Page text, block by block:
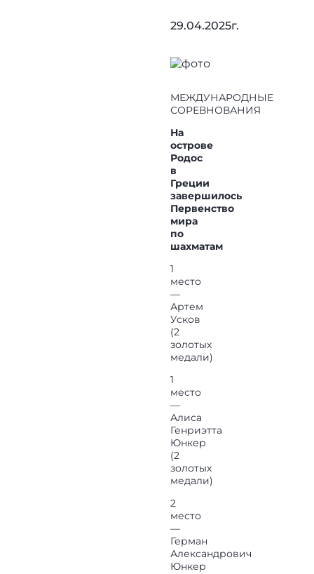
29.04.2025г.
МЕЖДУНАРОДНЫЕ
СОРЕВНОВАНИЯ
На
острове
Родос
в
Греции
завершилось
Первенство
мира
по
шахматам
1
место
—
Артем
Усков
(2
золотых
медали)
1
место
—
Алиса
Генриэтта
Юнкер
(2
золотых
медали)
2
место
—
Герман
Александрович
Юнкер